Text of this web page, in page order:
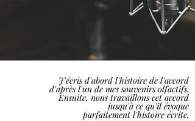
J'écris d'abord l'histoire de l'accord
d'après l'un de mes souvenirs olfactifs.
Ensuite, nous travaillons cet accord
jusqu'à ce qu'il évoque
parfaitement l'histoire écrite.